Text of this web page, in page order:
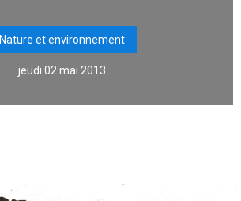
Nature et environnement
jeudi 02 mai 2013